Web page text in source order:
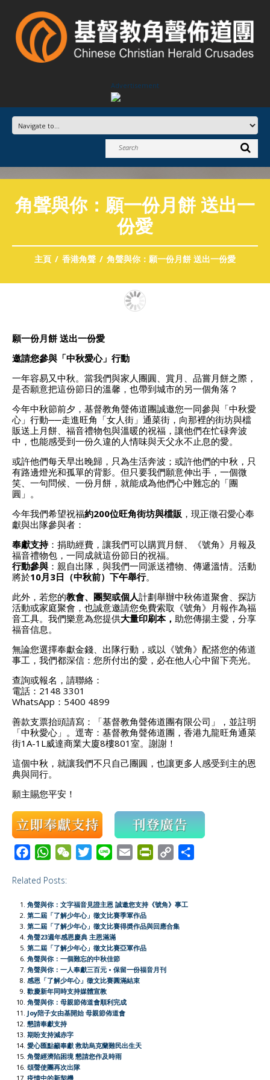
Advertisement
角聲與你：願一份月餅 送出一
份愛
主頁 香港角聲 角聲與你：願一份月餅 送出一份愛
願一份月餅 送出一份愛
邀請您參與「中秋愛心」行動
一年容易又中秋。當我們與家人團圓、賞月、品嘗月餅之際，
是否願意把這份節日的溫馨，也帶到城市的另一個角落？
今年中秋節前夕，基督教角聲佈道團誠邀您一同參與「中秋愛
心」行動──走進旺角「女人街」通菜街，向那裡的街坊與檔
販送上月餅、福音禮物包與溫暖的祝福，讓他們在忙碌奔波
中，也能感受到一份久違的人情味與天父永不止息的愛。
或許他們每天早出晚歸，只為生活奔波；或許他們的中秋，只
有路邊燈光和孤單的背影。但只要我們願意伸出手，一個微
笑、一句問候、一份月餅，就能成為他們心中難忘的「團
圓」。
今年我們希望祝福約200位旺角街坊與檔販 ，現正徵召愛心奉
獻與出隊參與者：
奉獻支持：捐助經費，讓我們可以購買月餅、《號角》月報及
福音禮物包，一同成就這份節日的祝福。
行動參與 ：親自出隊，與我們一同派送禮物、傳遞溫情。活動
將於10月3日（中秋前）下午舉行。
此外，若您的教會、團契或個人計劃舉辦中秋佈道聚會、探訪
活動或家庭聚會，也誠意邀請您免費索取《號角》月報作為福
音工具。我們樂意為您提供大量印刷本， 助您傳揚主愛，分享
福音信息。
無論您選擇奉獻金錢、出隊行動，或以《號角》配搭您的佈道
事工，我們都深信：您所付出的愛，必在他人心中留下亮光。
查詢或報名，請聯絡：
電話：2148 3301
WhatsApp：5400 4899
善款支票抬頭請寫：「基督教角聲佈道團有限公司」，並註明
「中秋愛心」。逕寄：基督教角聲佈道團，香港九龍旺角通菜
街1A-1L威達商業大廈8樓801室。謝謝！
這個中秋，就讓我們不只自己團圓，也讓更多人感受到主的恩
典與同行。
願主賜您平安！
c
e
b
o
o
k
W
a
t
s
A
p
p
W
h
a
t
t
t
e
r
e
i
l
n
F
e
y
i
Related Posts:
角聲與你：文字福音見證主恩 誠邀您支持《號角》事工
第二屆「了解少年心」徵文比賽季軍作品
第二屆「了解少年心」徵文比賽得奬作品與回應合集
角聲23週年感恩慶典 主恩滿滿
第二屆「了解少年心」徵文比賽亞軍作品
角聲與你：一個難忘的中秋佳節
角聲與你：一人奉獻三百元 • 保留一份福音月刊
感恩「了解少年心」徵文比賽圓滿結束
歡慶新年同時支持媒體宣教
角聲與你：母親節佈道會順利完成
Joy陪子女由基開始 母親節佈道會
懇請奉獻支持
期盼支持減赤字
愛心匯點籲奉獻 救助烏克蘭難民出生天
角聲經濟陷困境 懇請您作及時雨
頌聲使團再次出隊
疫情中的新契機